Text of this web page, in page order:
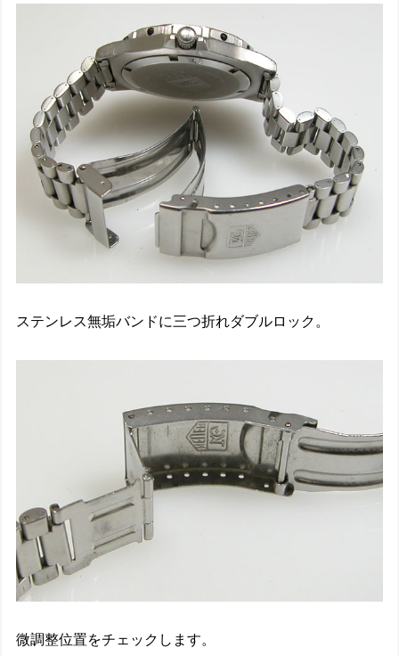
ステンレス無垢バンドに三つ折れダブルロック。
微調整位置をチェックします。